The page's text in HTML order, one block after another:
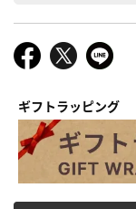
ギフトラッピング